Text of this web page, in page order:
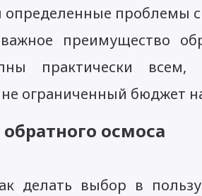
определенные проблемы
преимущество
практически
ограниченный бюджет
осмоса
делать выбор в